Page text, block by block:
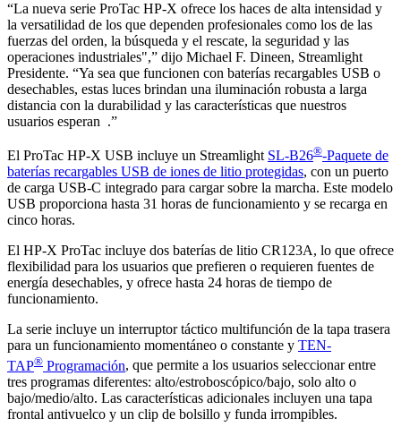
“La nueva serie ProTac HP-X ofrece los haces de alta intensidad y
la versatilidad de los que dependen profesionales como los de las
fuerzas del orden, la búsqueda y el rescate, la seguridad y las
operaciones industriales",” dijo Michael F. Dineen, Streamlight
Presidente. “Ya sea que funcionen con baterías recargables USB o
desechables, estas luces brindan una iluminación robusta a larga
distancia con la durabilidad y las características que nuestros
usuarios esperan .”
El ProTac HP-X USB incluye un Streamlight SL-B26®-Paquete de
baterías recargables USB de iones de litio protegidas, con un puerto
de carga USB-C integrado para cargar sobre la marcha. Este modelo
USB proporciona hasta 31 horas de funcionamiento y se recarga en
cinco horas.
El HP-X ProTac incluye dos baterías de litio CR123A, lo que ofrece
flexibilidad para los usuarios que prefieren o requieren fuentes de
energía desechables, y ofrece hasta 24 horas de tiempo de
funcionamiento.
La serie incluye un interruptor táctico multifunción de la tapa trasera
para un funcionamiento momentáneo o constante y TEN-
TAP® Programación, que permite a los usuarios seleccionar entre
tres programas diferentes: alto/estroboscópico/bajo, solo alto o
bajo/medio/alto. Las características adicionales incluyen una tapa
frontal antivuelco y un clip de bolsillo y funda irrompibles.